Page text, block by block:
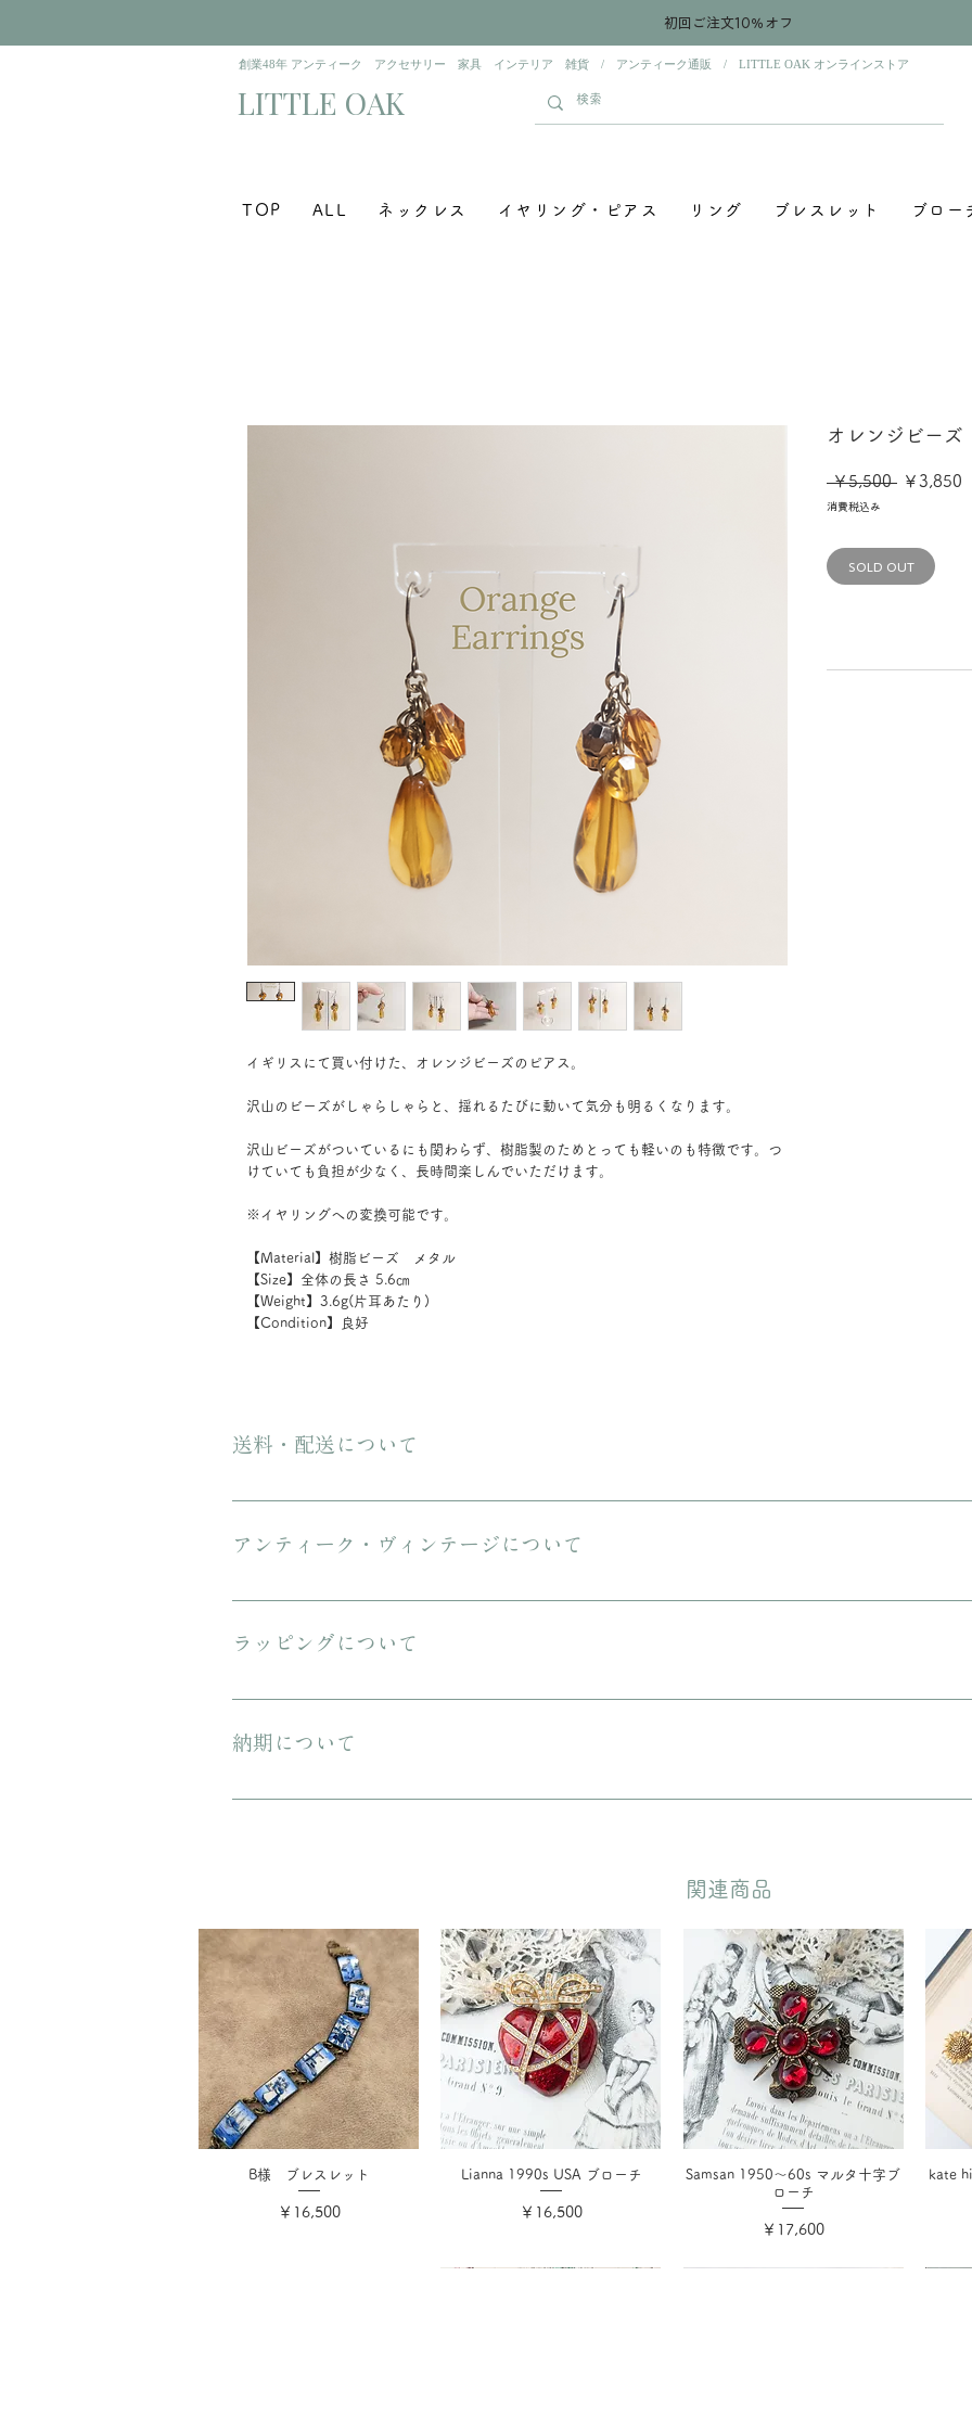
初回ご注文10％オフ
​創業48年 アンティーク アクセサリー 家具 インテリア 雑貨 / アンティーク通販 / LITTLE OAK オンラインストア
​LITTLE OAK
TOP ALL ネックレス イヤリング・ピアス リング ブレスレット ブロー
イギリスにて買い付けた、オレンジビーズのピアス。
沢山のビーズがしゃらしゃらと、揺れるたびに動いて気分も明るくなります。
沢山ビーズがついているにも関わらず、樹脂製のためとっても軽いのも特徴です。つ
けていても負担が少なく、長時間楽しんでいただけます。
※イヤリングへの変換可能です。
【Material】樹脂ビーズ メタル
【Size】全体の長さ 5.6㎝
【Weight】3.6g(片耳あたり)
【Condition】良好
オレンジビー
￥5,500 通￥3,850
消費税込み
SOLD OUT
送料・配送について
ご購入金額が8000円以上の場合、配送料は無料です。 ご購入金額が8000円以下の場合、配送料は330円で
アンティーク・ヴィンテージについて
傷や汚れについて可能な限り記載をしておりますが、状態の良いお品でも経年による小さな傷汚れがある場
ラッピングについて
プレゼント用にご購入される場合、箱に入れてリボンをおかけいたします。 備考欄に”無料ギフトラッピン
納期について
ご注文から配送までに1-3営業日ほどいただきます。
​関連商品
B様 ブレスレット
価格
￥16,500
Lianna 1990s USA ブローチ
価格
￥16,500
Samsan 1950〜60s マルタ十字ブ
ローチ
価格
￥17,600
kate